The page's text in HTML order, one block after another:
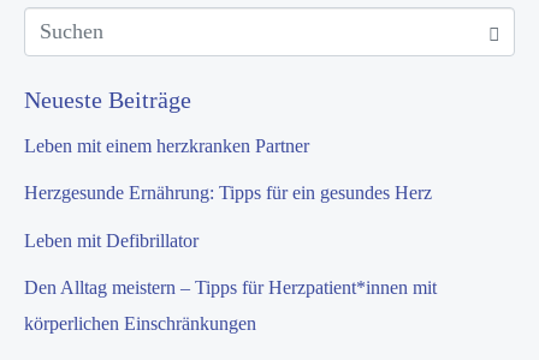
Neueste Beiträge
Leben mit einem herzkranken Partner
Herzgesunde Ernährung: Tipps für ein gesundes Herz
Leben mit Defibrillator
Den Alltag meistern – Tipps für Herzpatient*innen mit
körperlichen Einschränkungen